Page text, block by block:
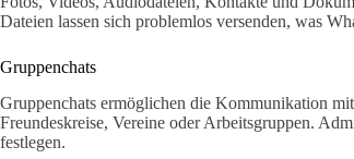
Dateien lassen sich problemlos versenden, was
Gruppenchats
Gruppenchats ermöglichen die Kommunikation
Freundeskreise, Vereine oder Arbeitsgruppen.
festlegen.